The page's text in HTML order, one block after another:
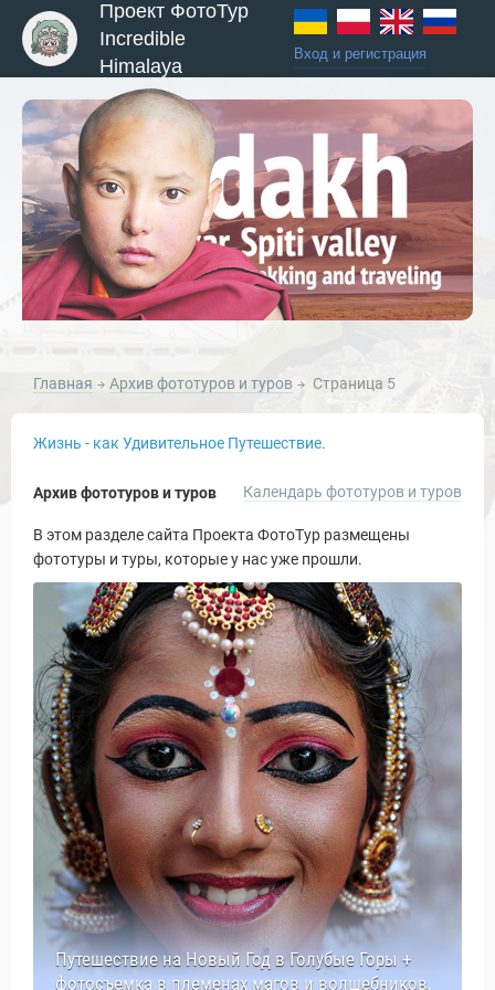
Проект ФотоТур
Incredible
Himalaya
Вход и регистрация
Главная Архив фототуров и туров Страница 5
Жизнь - как Удивительное Путешествие.
Архив фототуров и туров Календарь фототуров и туров
В этом разделе сайта Проекта ФотоТур размещены
фототуры и туры, которые у нас уже прошли.
Путешествие на Новый Год в Голубые Горы +
фотосъемка в племенах магов и волшебников.